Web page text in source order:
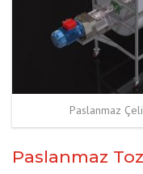
Paslanmaz
Paslanmaz Toz